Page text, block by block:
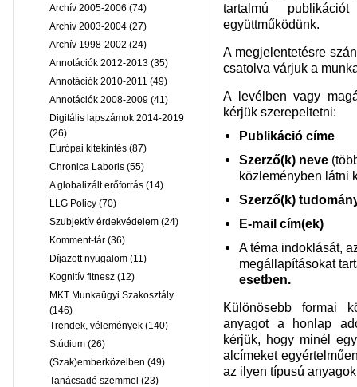
tartalmú
együttműködünk.
A megjelentetésre
csatolva várjuk a
A levélben vagy
kérjük szerepeltetni:
Publikáció címe
Szerző(k) neve
közleményben látni
Szerző(k)
E-mail cím(ek)
A téma indoklását,
megállapításokat
esetben.
Különösebb formai
anyagot a honlap
kérjük, hogy minél
alcímeket
az ilyen típusú
Archív 2005-2006 (74)
Archív 2003-2004 (27)
Archív 1998-2002 (24)
Annotációk 2012-2013 (35)
Annotációk 2010-2011 (49)
Annotációk 2008-2009 (41)
Digitális lapszámok 2014-2019
(26)
Európai kitekintés (87)
Chronica Laboris (55)
A globalizált erőforrás (14)
LLG Policy (70)
Szubjektív érdekvédelem (24)
Komment-tár (36)
Díjazott nyugalom (11)
Kognitív fitnesz (12)
MKT Munkaügyi Szakosztály
(146)
Trendek, vélemények (140)
Stúdium (26)
(Szak)emberközelben (49)
Tanácsadó szemmel (23)